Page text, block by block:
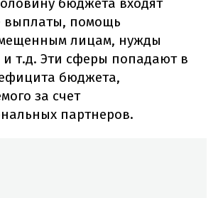
выплаты, помощь
лицам, нужды
т.д. Эти сферы попадают в
бюджета,
за счет
партнеров.